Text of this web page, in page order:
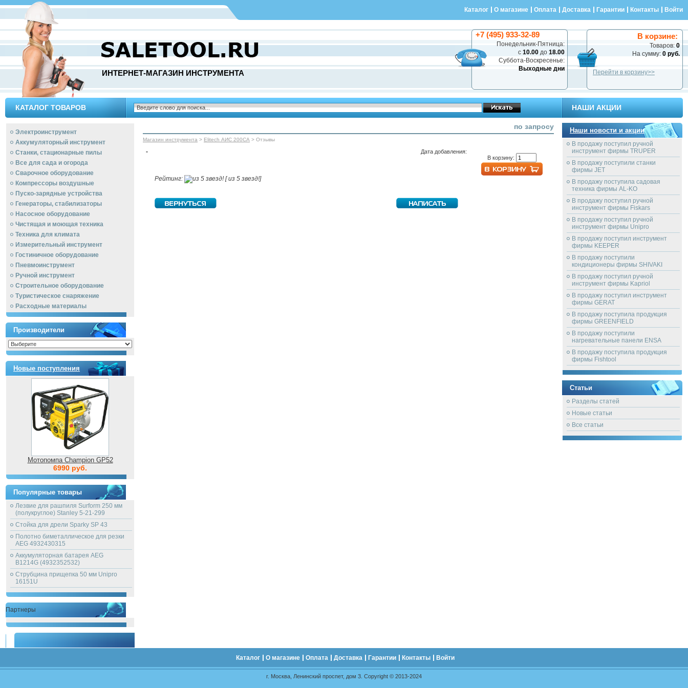
Каталог О магазине Оплата Доставка Гарантии Контакты Войти
ИНТЕРНЕТ-МАГАЗИН ИНСТРУМЕНТА
В корзине:
Товаров: 0
На сумму: 0 руб.
Перейти в корзину>>
+7 (495) 933-32-89
Понедельник-Пятница:
с 10.00 до 18.00
Суббота-Воскресенье:
Выходные дни
КАТАЛОГ ТОВАРОВ НАШИ АКЦИИ
Электроинструмент
Аккумуляторный инструмент
Станки, стационарные пилы
Все для сада и огорода
Сварочное оборудование
Компрессоры воздушные
Пуско-зарядные устройства
Генераторы, стабилизаторы
Насосное оборудование
Чистящая и моющая техника
Техника для климата
Измерительный инструмент
Гостиничное оборудование
Пневмоинструмент
Ручной инcтрумент
Строительное оборудование
Туристическое снаряжение
Расходные материалы
Производители
Новые поступления
Мотопомпа Champion GP52
6990 руб.
Популярные товары
Лезвие для рашпиля Surform 250 мм
(полукруглое) Stanley 5-21-299
Стойка для дрели Sparky SP 43
Полотно биметаллическое для резки
AEG 4932430315
Аккумуляторная батарея AEG
B1214G (4932352532)
Струбцина прищепка 50 мм Unipro
16151U
Партнеры
по запросу
Магазин инструмента > Elitech АИС 200СА > Отзывы
- Дата добавления:
Рейтинг: [ из 5 звезд!]
В корзину:
Наши новости и акции
В продажу поступил ручной
инструмент фирмы TRUPER
В продажу поступили станки
фирмы JET
В продажу поступила садовая
техника фирмы AL-KO
В продажу поступил ручной
инструмент фирмы Fiskars
В продажу поступил ручной
инструмент фирмы Unipro
В продажу поступил инструмент
фирмы KEEPER
В продажу поступили
кондиционеры фирмы SHIVAKI
В продажу поступил ручной
инструмент фирмы Kapriol
В продажу поступил инструмент
фирмы GERAT
В продажу поступила продукция
фирмы GREENFIELD
В продажу поступили
нагревательные панели ENSA
В продажу поступила продукция
фирмы Fishtool
Статьи
Разделы статей
Новые статьи
Все статьи
Каталог О магазине Оплата Доставка Гарантии Контакты Войти
г. Москва, Ленинский проспет, дом 3. Copyright © 2013-2024